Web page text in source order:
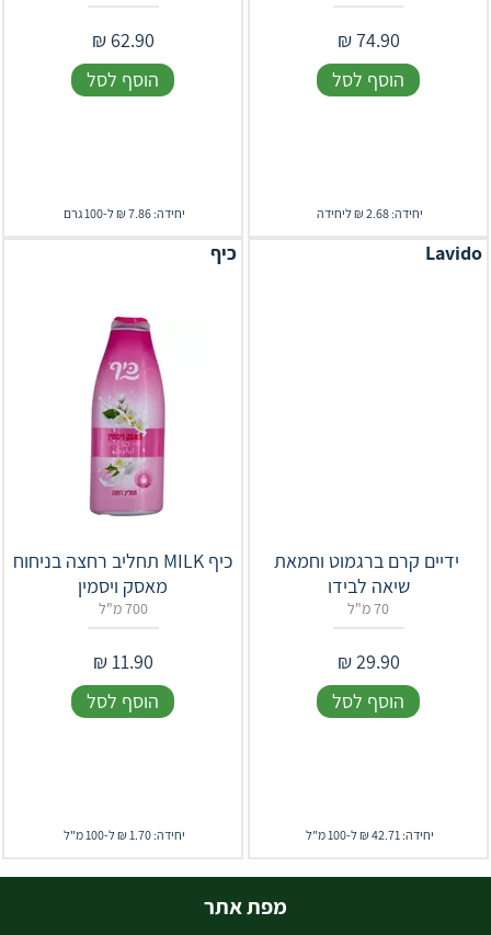
74.90
₪
הוסף לסל
יחידה: 2.68 ₪ ליחידה
62.90
₪
הוסף לסל
יחידה: 7.86 ₪ ל-100 גרם
Lavido
‎ ‎ידיים‎ ‎קרם ברגמוט וחמאת
שיאה לבידו
70 מ"ל
29.90
₪
הוסף לסל
יחידה: 42.71 ₪ ל-100 מ"ל
כיף
כיף MILK תחליב רחצה בניחוח
מאסק ויסמין
700 מ"ל
11.90
₪
הוסף לסל
יחידה: 1.70 ₪ ל-100 מ"ל
מפת אתר